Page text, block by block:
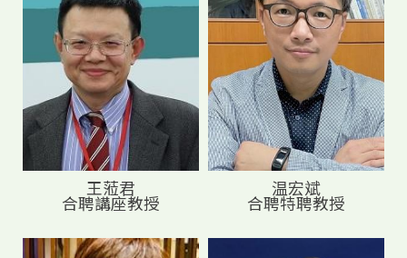
王蒞君
合聘講座教授
温宏斌
合聘特聘教授